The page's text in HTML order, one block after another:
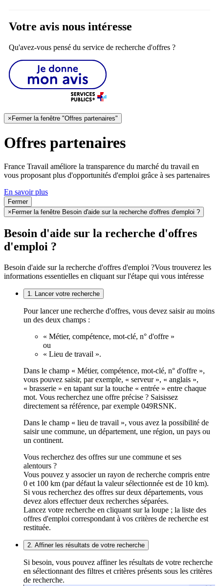
Votre avis nous intéresse
Qu'avez-vous pensé du service de recherche d'offres ?
×Fermer la fenêtre "Offres partenaires"
Offres partenaires
France Travail améliore la transparence du marché du travail en
vous proposant plus d'opportunités d'emploi grâce à ses partenaires
En savoir plus
Fermer
× Fermer la fenêtre Besoin d'aide sur la recherche d'offres d'emploi ?
Besoin d'aide sur la recherche d'offres
d'emploi ?
Besoin d'aide sur la recherche d'offres d'emploi ?Vous trouverez les
informations essentielles en cliquant sur l'étape qui vous intéresse
1. Lancer votre recherche
Pour lancer une recherche d'offres, vous devez saisir au moins
un des deux champs :
« Métier, compétence, mot-clé, n° d'offre »
ou
« Lieu de travail ».
Dans le champ « Métier, compétence, mot-clé, n° d'offre »,
vous pouvez saisir, par exemple, « serveur », « anglais »,
« brasserie » en tapant sur la touche « entrée » entre chaque
mot. Vous recherchez une offre précise ? Saisissez
directement sa référence, par exemple 049RSNK.
Dans le champ « lieu de travail », vous avez la possibilité de
saisir une commune, un département, une région, un pays ou
un continent.
Vous recherchez des offres sur une commune et ses
alentours ?
Vous pouvez y associer un rayon de recherche compris entre
0 et 100 km (par défaut la valeur sélectionnée est de 10 km).
Si vous recherchez des offres sur deux départements, vous
devez alors effectuer deux recherches séparées.
Lancez votre recherche en cliquant sur la loupe ; la liste des
offres d'emploi correspondant à vos critères de recherche est
restituée.
2. Affiner les résultats de votre recherche
Si besoin, vous pouvez affiner les résultats de votre recherche
en sélectionnant des filtres et critères présents sous les critères
de recherche.